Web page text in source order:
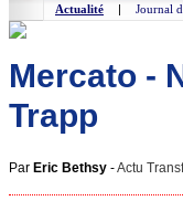
Actualité | Journal
Mercato -
Trapp
Par Eric Bethsy -Actu